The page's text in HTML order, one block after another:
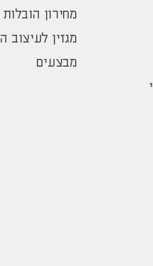
מחירון
מגזין לעיצוב
מבצעים